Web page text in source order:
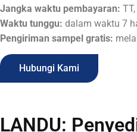
Jangka waktu pembayaran:
Waktu tunggu: dalam waktu 7
Pengiriman sampel gratis:
Hubungi Kami
LANDU: